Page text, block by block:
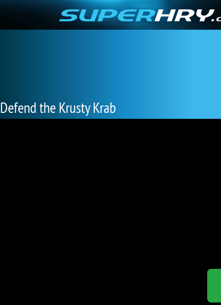
Defend the Krusty Krab